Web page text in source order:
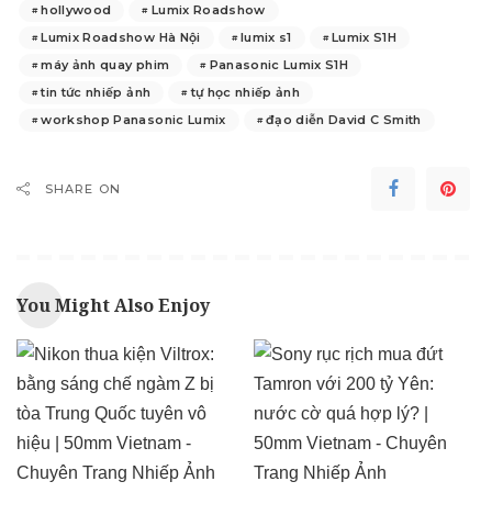
hollywood
Lumix Roadshow
Lumix Roadshow Hà Nội
lumix s1
Lumix S1H
máy ảnh quay phim
Panasonic Lumix S1H
tin tức nhiếp ảnh
tự học nhiếp ảnh
workshop Panasonic Lumix
đạo diễn David C Smith
SHARE ON
You Might Also Enjoy